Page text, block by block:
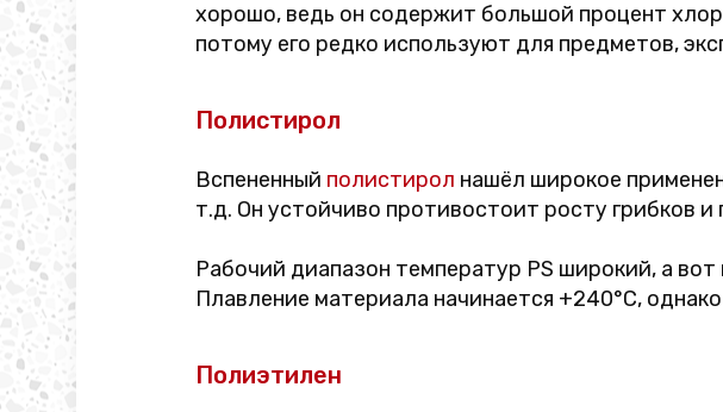
хорошо, ведь он содержит большой процент
потому его редко используют для предметов,
Полистирол
Вспененный полистирол нашёл широкое
т.д. Он устойчиво противостоит росту грибков и
Рабочий диапазон температур PS широкий, а
Плавление материала начинается +240°C,
Полиэтилен